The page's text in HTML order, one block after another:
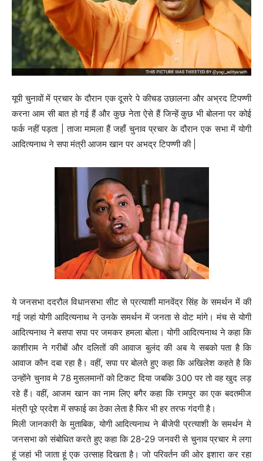
यूपी चुनावों में प्रचार के दौरान एक दूसरे पे कीचड उछालना और अभ्रद टिपण्णी
करना आम सी बात हो गई हैं और कुछ नेता ऐसे हैं जिन्हें कुछ भी बोलना पर कोई
फर्क नहीं पड़ता | ताजा मामला हैं जहाँ चुनाव प्रचार के दौरान एक सभा में योगी
आदित्यनाथ ने सपा मंत्री आजम खान पर अभद्र टिपण्णी की |
ये जनसभा ददरौल विधानसभा सीट से प्रत्याशी मानवेंद्र सिंह के समर्थन में की
गई जहां योगी आदित्यनाथ ने उनके समर्थन में जनता से वोट मांगे। मंच से योगी
आदित्यनाथ ने बसपा सपा पर जमकर हमला बोला। योगी आदित्यनाथ ने कहा कि
काशीराम ने गरीबों और दलितों की आवाज बुलंद की अब ये सबको पता है कि
आवाज कौन दबा रहा है। वहीं, सपा पर बोलते हुए कहा कि अखिलेश कहते है कि
उन्होंने चुनाव मे 78 मुसलमानों को टिकट दिया जबकि 300 पर तो वह खुद लड़
रहे हैं। वहीं, आजम खान का नाम लिए बगैर कहा कि रामपुर का एक बदतमीज
मंत्री पूरे प्रदेश में सफाई का ठेका लेता है फिर भी हर तरफ गंदगी है।
मिली जानकारी के मुताबिक, योगी आदित्यनाथ ने बीजेपी प्रत्याशी के समर्थन मे
जनसभा को संबोधित करते हुए कहा कि 28-29 जनवरी से चुनाव प्रचार मे लगा
हूं जहां भी जाता हूं एक उत्साह दिखता है। जो परिवर्तन की ओर इशारा कर रहा